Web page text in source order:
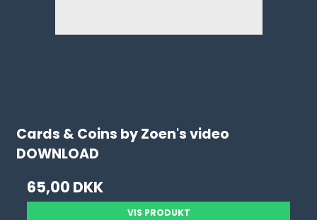
Cards & Coins by Zoen's video
DOWNLOAD
65,00 DKK
VIS PRODUKT